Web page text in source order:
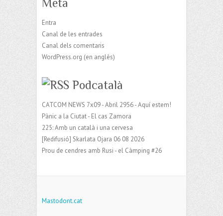
Meta
Entra
Canal de les entrades
Canal dels comentaris
WordPress.org (en anglès)
Podcatalà
CATCOM NEWS 7x09 - Abril 2956 - Aquí estem!
Pànic a la Ciutat - El cas Zamora
225: Amb un català i una cervesa
[Redifusió] Skarlata Ojara 06 08 2026
Prou de cendres amb Rusi - el Càmping #26
Mastodont.cat